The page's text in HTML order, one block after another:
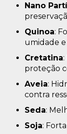
Nano
Quinoa:
umidade
Cretatina
proteção
Aveia:
contra
Seda:
Soja: